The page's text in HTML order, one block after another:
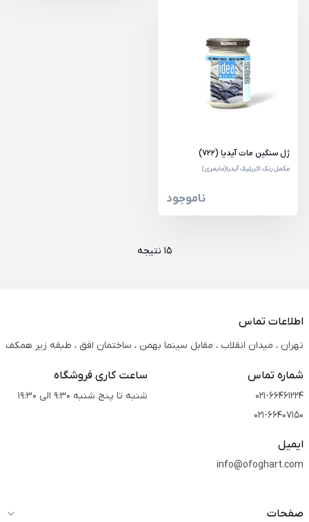
ژل سنگین مات آیدیا (722)
مکمل رنک اکریلیک آیدیا(مایمری)
ناموجود
15 نتیجه
اطلاعات تماس
تهران ، میدان انقلاب ، مقابل سینما بهمن ، ساختمان افق ، طبقه زیر همکف
شماره تماس
021-66461224
021-66407150
ساعت کاری فروشگاه
شنبه تا پنج شنبه 9:30 الی 19:30
ایمیل
info@ofoghart.com
صفحات